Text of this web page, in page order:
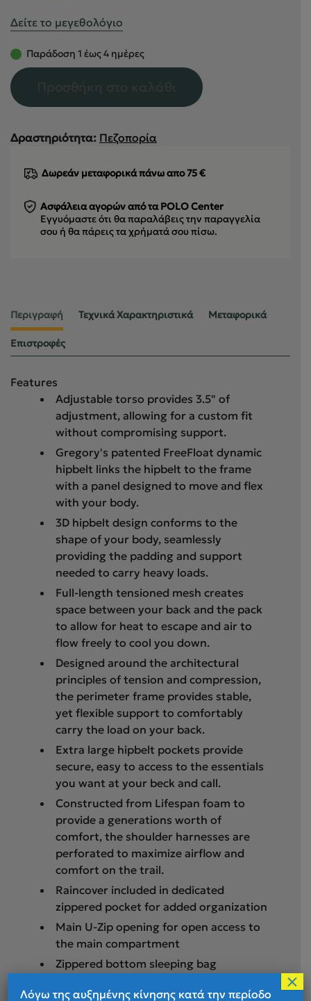
Δείτε το μεγεθολόγιο
Παράδοση 1 έως 4 ημέρες
Δραστηριότητα: Πεζοπορία
Δωρεάν μεταφορικά πάνω απο 75 €
Ασφάλεια αγορών από τα POLO Center
Εγγυόμαστε ότι θα παραλάβεις την παραγγελία
σου ή θα πάρεις τα χρήματά σου πίσω.
Περιγραφή Τεχνικά Χαρακτηριστικά Μεταφορικά
Επιστροφές
Features
Adjustable torso provides 3.5" of
adjustment, allowing for a custom fit
without compromising support.
Gregory's patented FreeFloat dynamic
hipbelt links the hipbelt to the frame
with a panel designed to move and flex
with your body.
3D hipbelt design conforms to the
shape of your body, seamlessly
providing the padding and support
needed to carry heavy loads.
Full-length tensioned mesh creates
space between your back and the pack
to allow for heat to escape and air to
flow freely to cool you down.
Designed around the architectural
principles of tension and compression,
the perimeter frame provides stable,
yet flexible support to comfortably
carry the load on your back.
Extra large hipbelt pockets provide
secure, easy to access to the essentials
you want at your beck and call.
Constructed from Lifespan foam to
provide a generations worth of
comfort, the shoulder harnesses are
perforated to maximize airflow and
comfort on the trail.
Raincover included in dedicated
zippered pocket for added organization
Main U-Zip opening for open access to
the main compartment
Zippered bottom sleeping bag
Λόγω της αυξημένης κίνησης κατά την περίοδο ×